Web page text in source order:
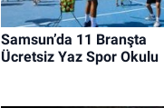
Samsun’da 11 Branşta
Ücretsiz Yaz Spor Okulu